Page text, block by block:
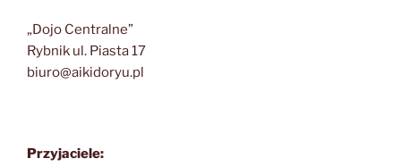
„Dojo Centralne”
Rybnik ul. Piasta 17
biuro@aikidoryu.pl
Przyjaciele: